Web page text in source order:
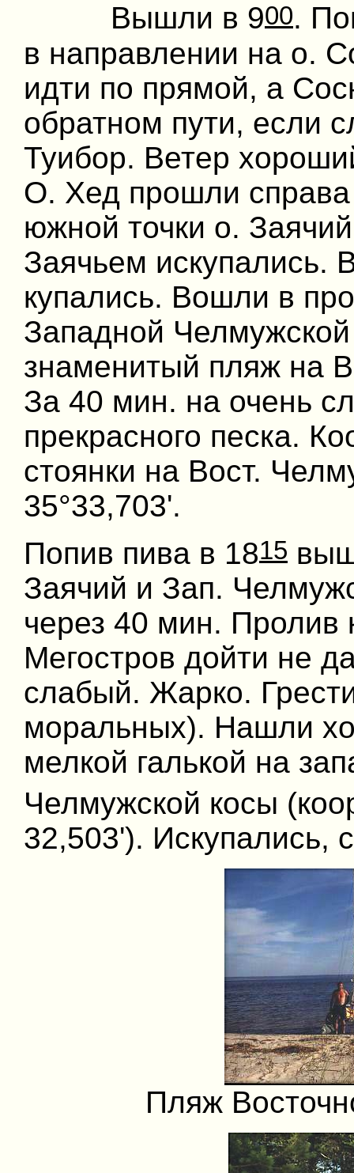
Вышли в 900.
в направлении на о.
идти по прямой, а
обратном пути, если
Туибор. Ветер
О. Хед прошли
южной точки о.
Заячьем искупались.
купались. Вошли в
Западной
знаменитый пляж на
За 40 мин. на очень
прекрасного песка.
стоянки на Вост.
35°33,703'.
Попив пива в 1815
Заячий и Зап.
через 40 мин.
Мегостров дойти не
слабый. Жарко.
моральных). Нашли
мелкой галькой на
Челмужской косы
32,503'). Искупались,
Пляж